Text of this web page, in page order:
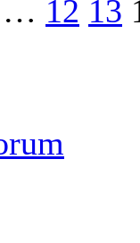
… 12 13